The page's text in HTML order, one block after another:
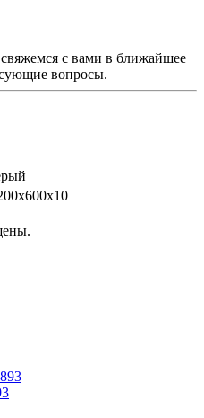
с вами в ближайшее
вопросы.